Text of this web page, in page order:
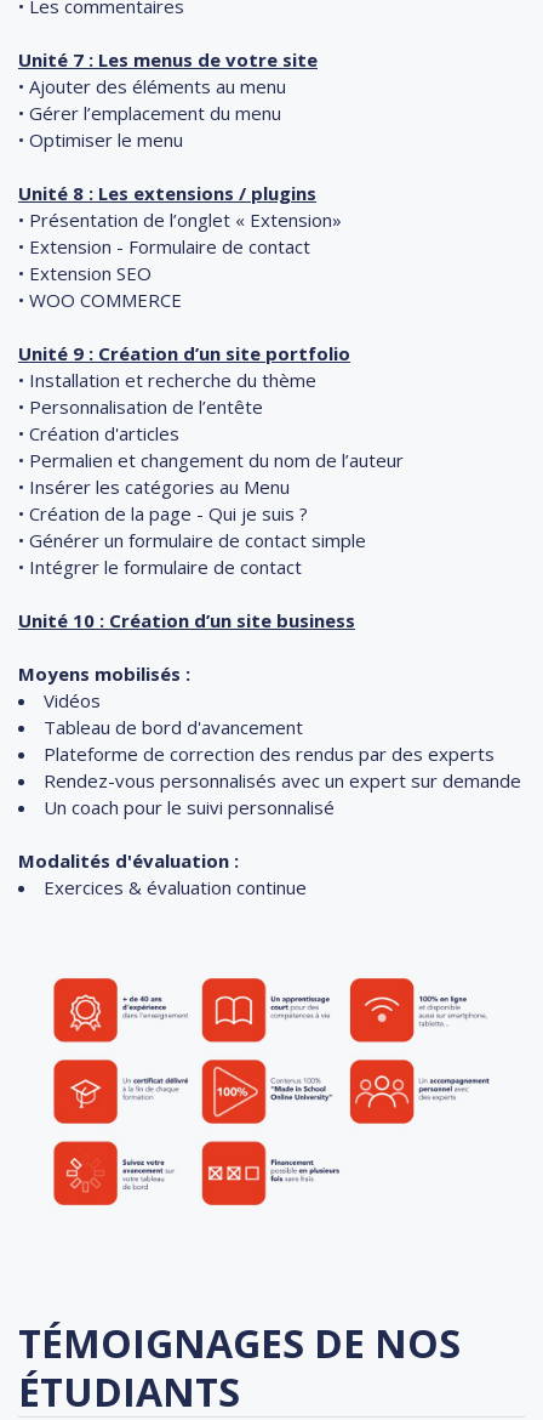
• Les commentaires
Unité 7 : Les menus de votre site
• Ajouter des éléments au menu
• Gérer l’emplacement du menu
• Optimiser le menu
Unité 8 : Les extensions / plugins
• Présentation de l’onglet « Extension»
• Extension - Formulaire de contact
• Extension SEO
• WOO COMMERCE
Unité 9 : Création d’un site portfolio
• Installation et recherche du thème
• Personnalisation de l’entête
• Création d'articles
• Permalien et changement du nom de l’auteur
• Insérer les catégories au Menu
• Création de la page - Qui je suis ?
• Générer un formulaire de contact simple
• Intégrer le formulaire de contact
Unité 10 : Création d’un site business
Moyens mobilisés :
Vidéos
Tableau de bord d'avancement
Plateforme de correction des rendus par des experts
Rendez-vous personnalisés avec un expert sur demande
Un coach pour le suivi personnalisé
Modalités d'évaluation :
Exercices & évaluation continue
TÉMOIGNAGES DE NOS
ÉTUDIANTS